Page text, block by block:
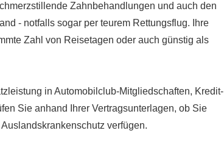
Zahnbehandlungen und auch den
- notfalls sogar per teurem Rettungsflug. Ihre
Zahl von Reisetagen oder auch günstig als
in Automobilclub-Mitgliedschaften, Kredit­
Sie anhand Ihrer Vertragsunterlagen, ob Sie
verfügen.